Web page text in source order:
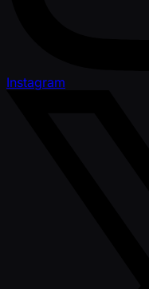
Instagram